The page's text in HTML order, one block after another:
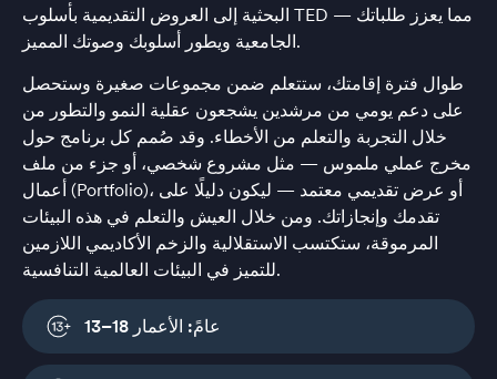
البحثية إلى العروض التقديمية بأسلوب TED — مما يعزز طلباتك
الجامعية ويطور أسلوبك وصوتك المميز.
طوال فترة إقامتك، ستتعلم ضمن مجموعات صغيرة وستحصل
على دعم يومي من مرشدين يشجعون عقلية النمو والتطور من
خلال التجربة والتعلم من الأخطاء. وقد صُمم كل برنامج حول
مخرج عملي ملموس — مثل مشروع شخصي، أو جزء من ملف
أعمال (Portfolio)، أو عرض تقديمي معتمد — ليكون دليلًا على
تقدمك وإنجازاتك. ومن خلال العيش والتعلم في هذه البيئات
المرموقة، ستكتسب الاستقلالية والزخم الأكاديمي اللازمين
للتميز في البيئات العالمية التنافسية.
13–18 عامً: الأعمار